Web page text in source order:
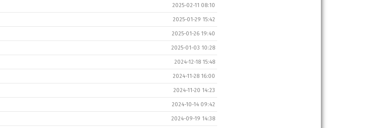
2025-02-11 08:10
2025-01-29 15:42
2025-01-26 19:40
2025-01-03 10:28
2024-12-18 15:48
2024-11-28 16:00
2024-11-20 14:23
2024-10-14 09:42
2024-09-19 14:38